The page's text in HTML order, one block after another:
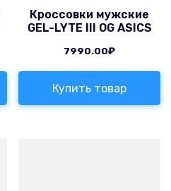
Кроссовки мужские
GEL-LYTE III OG ASICS
7990.00₽
Купить товар